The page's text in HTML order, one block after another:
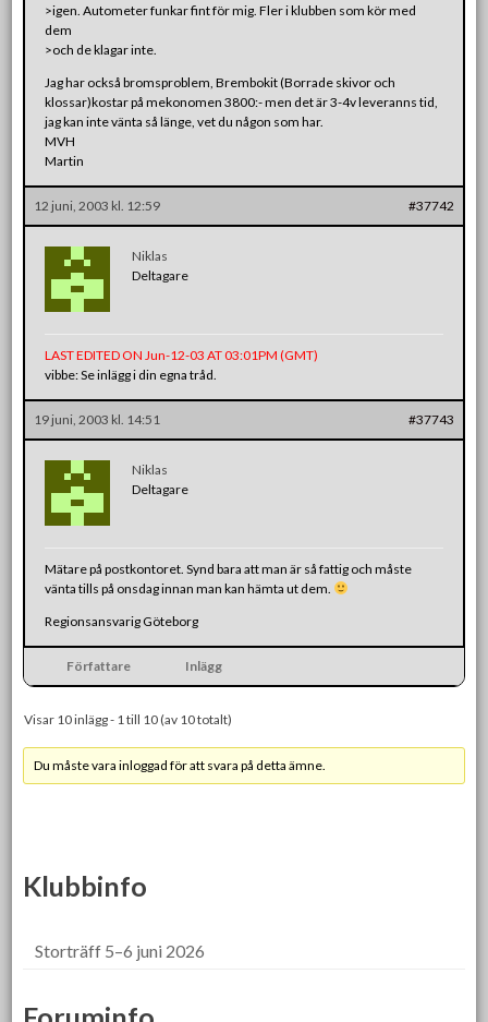
>igen. Autometer funkar fint för mig. Fler i klubben som kör med
dem
>och de klagar inte.
Jag har också bromsproblem, Brembokit (Borrade skivor och
klossar)kostar på mekonomen 3800:- men det är 3-4v leveranns tid,
jag kan inte vänta så länge, vet du någon som har.
MVH
Martin
12 juni, 2003 kl. 12:59 #37742
Niklas
Deltagare
LAST EDITED ON Jun-12-03 AT 03:01PM (GMT)
vibbe: Se inlägg i din egna tråd.
19 juni, 2003 kl. 14:51 #37743
Niklas
Deltagare
Mätare på postkontoret. Synd bara att man är så fattig och måste
vänta tills på onsdag innan man kan hämta ut dem.
Regionsansvarig Göteborg
Författare Inlägg
Visar 10 inlägg - 1 till 10 (av 10 totalt)
Du måste vara inloggad för att svara på detta ämne.
Klubbinfo
Storträff 5–6 juni 2026